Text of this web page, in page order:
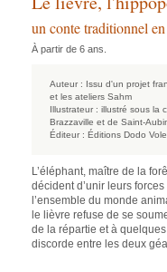
un conte traditionnel
À partir de 6 ans.
Auteur : Issu d'un projet
et les ateliers Sahm
Illustrateur : illustré sous la
Brazzaville et de Saint-
Éditeur : Éditions Dodo Vole
L’éléphant, maître de la
décident d’unir leurs
l’ensemble du monde
le lièvre refuse de se
de la répartie et à
discorde entre les deux